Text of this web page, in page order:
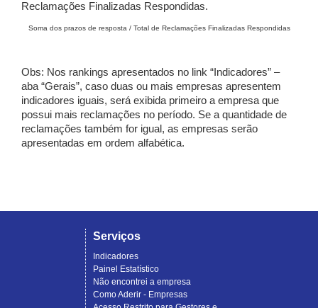
Reclamações Finalizadas Respondidas.
Soma dos prazos de resposta / Total de Reclamações Finalizadas Respondidas
Obs: Nos rankings apresentados no link “Indicadores” –
aba “Gerais”, caso duas ou mais empresas apresentem
indicadores iguais, será exibida primeiro a empresa que
possui mais reclamações no período. Se a quantidade de
reclamações também for igual, as empresas serão
apresentadas em ordem alfabética.
Serviços
Indicadores
Painel Estatístico
Não encontrei a empresa
Como Aderir - Empresas